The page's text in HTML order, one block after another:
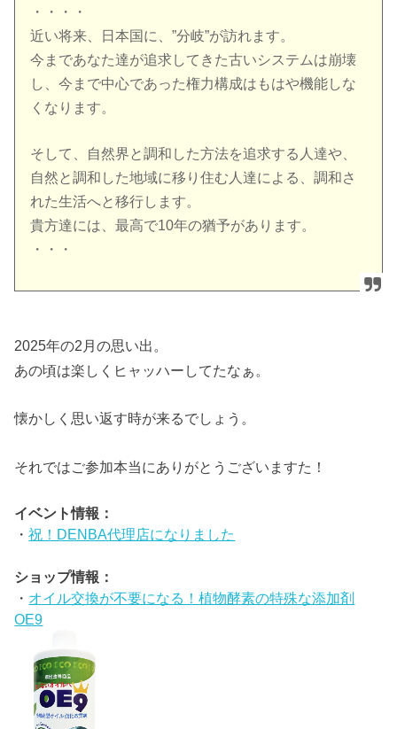
・・・・
近い将来、日本国に、”分岐”が訪れます。
今まであなた達が追求してきた古いシステムは崩壊
し、今まで中心であった権力構成はもはや機能しな
くなります。
そして、自然界と調和した方法を追求する人達や、
自然と調和した地域に移り住む人達による、調和さ
れた生活へと移行します。
貴方達には、最高で10年の猶予があります。
・・・
2025年の2月の思い出。
あの頃は楽しくヒャッハーしてたなぁ。
懐かしく思い返す時が来るでしょう。
それではご参加本当にありがとうございますた！
イベント情報：
・祝！DENBA代理店になりました
ショップ情報：
・ オイル交換が不要になる！植物酵素の特殊な添加剤
OE9